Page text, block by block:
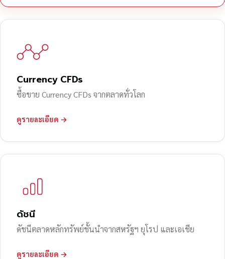
Currency CFDs
ซื้อขาย Currency CFDs จากตลาดทั่วโลก
ดูรายละเอียด →
ดัชนี
ดัชนีตลาดหลักทรัพย์ชั้นนำจากสหรัฐฯ ยุโรป และเอเชีย
ดูรายละเอียด →